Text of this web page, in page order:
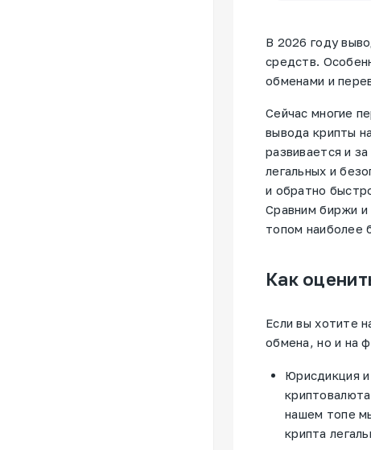
В 2026 году
средств.
обменами и
Сейчас многие
вывода крипты
развивается и
легальных и
и обратно
Сравним биржи
топом наиболее
Как
Если вы хотите
обмена, но и на
Юрисдикция
нашем топе
крипта